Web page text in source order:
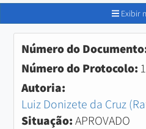
Exibir
Número do
Número do Protocolo:
Autoria:
Luiz Donizete da Cruz
Situação:APROVADO